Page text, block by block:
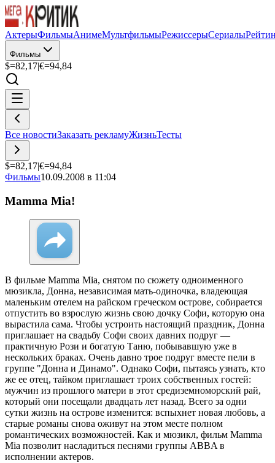
АктерыФильмыАнимеМультфильмыРежиссерыСериалы
Фильмы
$=82,17|€=94,84
Все новостиЗаказать рекламуЖизньТесты
$=82,17|€=94,84
Фильмы10.09.2008 в 11:04
Mamma Mia!
В фильме Mamma Mia, снятом по сюжету одноименного
мюзикла, Донна, независимая мать-одиночка, владеющая
маленьким отелем на райском греческом острове, собирается
отпустить во взрослую жизнь свою дочку Софи, которую она
вырастила сама. Чтобы устроить настоящий праздник, Донна
приглашает на свадьбу Софи своих давних подруг —
практичную Рози и богатую Таню, побывавшую уже в
нескольких браках. Очень давно трое подруг вместе пели в
группе "Донна и Динамо". Однако Софи, пытаясь узнать, кто
же ее отец, тайком приглашает троих собственных гостей:
мужчин из прошлого матери в этот средиземноморский рай,
который они посещали двадцать лет назад. Всего за одни
сутки жизнь на острове изменится: вспыхнет новая любовь, а
старые романы снова оживут на этом месте полном
романтических возможностей. Как и мюзикл, фильм Mamma
Mia позволит насладиться песнями группы ABBA в
исполнении актеров.